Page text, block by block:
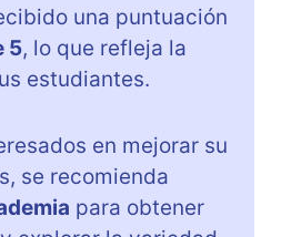
una puntuación
5, lo que refleja la
estudiantes.
en mejorar su
se recomienda
para obtener